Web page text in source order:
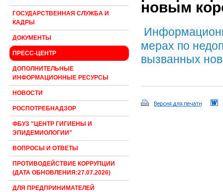
ГОСУДАРСТВЕННАЯ СЛУЖБА И
КАДРЫ
ДОКУМЕНТЫ
ПРЕСС-ЦЕНТР
ДОПОЛНИТЕЛЬНЫЕ
ИНФОРМАЦИОННЫЕ РЕСУРСЫ
НОВОСТИ
РОСПОТРЕБНАДЗОР
ФБУЗ "ЦЕНТР ГИГИЕНЫ И
ЭПИДЕМИОЛОГИИ"
ВОПРОСЫ И ОТВЕТЫ
ПРОТИВОДЕЙСТВИЕ КОРРУПЦИИ
(ДАТА ОБНОВЛЕНИЯ:27.07.2026)
ДЛЯ ПРЕДПРИНИМАТЕЛЕЙ
новым
мерах по
вызванных